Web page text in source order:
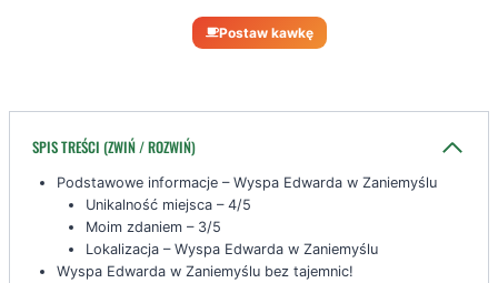
Postaw kawkę
SPIS TREŚCI (ZWIŃ / ROZWIŃ)
Podstawowe informacje – Wyspa Edwarda w Zaniemyślu
Unikalność miejsca – 4/5
Moim zdaniem – 3/5
Lokalizacja – Wyspa Edwarda w Zaniemyślu
Wyspa Edwarda w Zaniemyślu bez tajemnic!